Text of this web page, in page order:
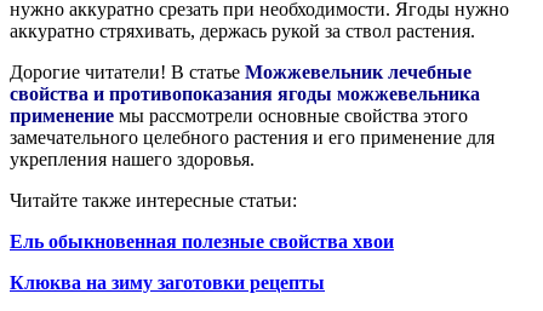
нужно аккуратно срезать при необходимости. Ягоды нужно
аккуратно стряхивать, держась рукой за ствол растения.
Дорогие читатели! В статье Можжевельник лечебные
свойства и противопоказания ягоды можжевельника
применение мы рассмотрели основные свойства этого
замечательного целебного растения и его применение для
укрепления нашего здоровья.
Читайте также интересные статьи:
Ель обыкновенная полезные свойства хвои
Клюква на зиму заготовки рецепты